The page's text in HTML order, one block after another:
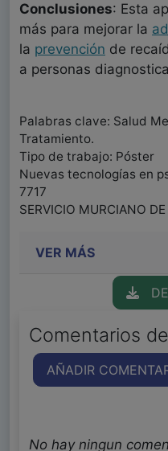
Conclusiones: Esta
más para mejorar la
la prevención de
a personas
Palabras clave: Salud
Tratamiento.
Tipo de trabajo: Póster
Nuevas tecnologías en
7717
SERVICIO MURCIANO
VER MÁS
Comentarios
AÑADIR
No hay ningun